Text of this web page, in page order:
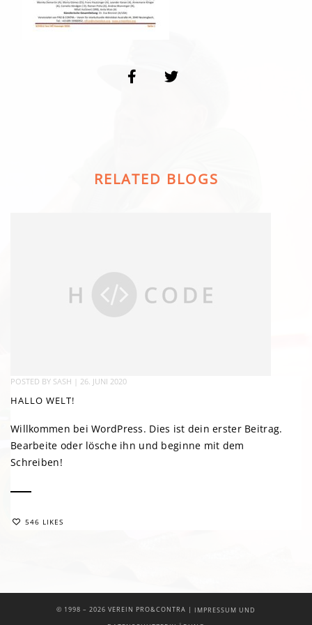
RELATED BLOGS
POSTED BY SASH 26. JUNI 2020
HALLO WELT!
Willkommen bei WordPress. Dies ist dein erster Beitrag.
Bearbeite oder lösche ihn und beginne mit dem
Schreiben!
546 LIKES
© 1998 – 2026 VEREIN PRO&CONTRA | IMPRESSUM UND